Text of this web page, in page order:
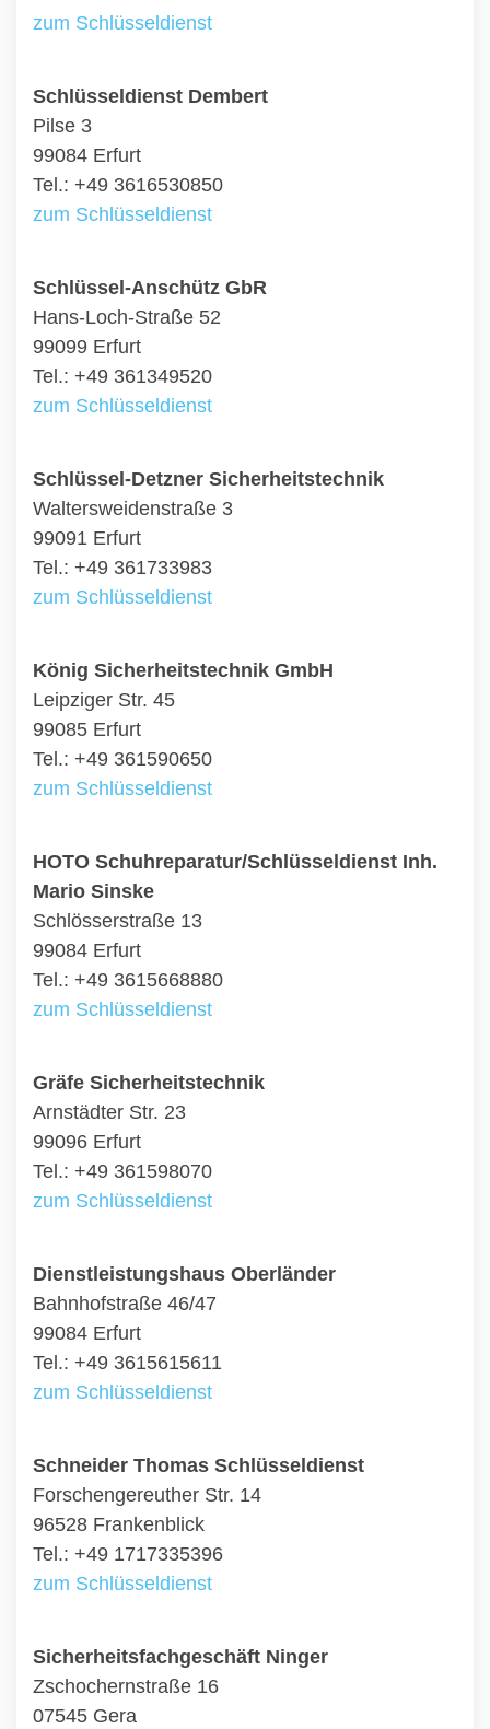
zum Schlüsseldienst
Schlüsseldienst Dembert
Pilse 3
99084 Erfurt
Tel.: +49 3616530850
zum Schlüsseldienst
Schlüssel-Anschütz GbR
Hans-Loch-Straße 52
99099 Erfurt
Tel.: +49 361349520
zum Schlüsseldienst
Schlüssel-Detzner Sicherheitstechnik
Waltersweidenstraße 3
99091 Erfurt
Tel.: +49 361733983
zum Schlüsseldienst
König Sicherheitstechnik GmbH
Leipziger Str. 45
99085 Erfurt
Tel.: +49 361590650
zum Schlüsseldienst
HOTO Schuhreparatur/Schlüsseldienst Inh.
Mario Sinske
Schlösserstraße 13
99084 Erfurt
Tel.: +49 3615668880
zum Schlüsseldienst
Gräfe Sicherheitstechnik
Arnstädter Str. 23
99096 Erfurt
Tel.: +49 361598070
zum Schlüsseldienst
Dienstleistungshaus Oberländer
Bahnhofstraße 46/47
99084 Erfurt
Tel.: +49 3615615611
zum Schlüsseldienst
Schneider Thomas Schlüsseldienst
Forschengereuther Str. 14
96528 Frankenblick
Tel.: +49 1717335396
zum Schlüsseldienst
Sicherheitsfachgeschäft Ninger
Zschochernstraße 16
07545 Gera